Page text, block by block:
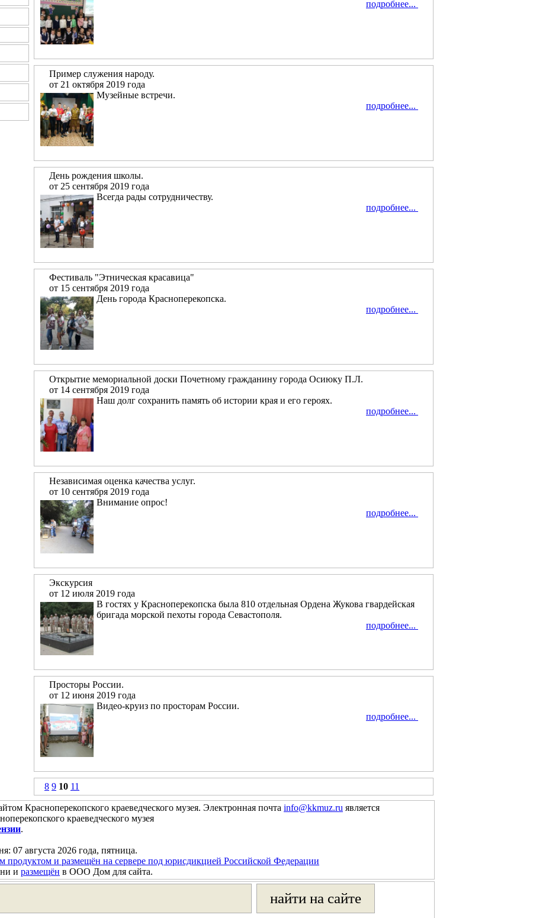
подробнее...
Пример служения народу.
от 21 октября 2019 года
Музейные встречи.
подробнее...
День рождения школы.
от 25 сентября 2019 года
Всегда рады сотрудничеству.
подробнее...
Фестиваль "Этническая красавица"
от 15 сентября 2019 года
День города Красноперекопска.
подробнее...
Открытие мемориальной доски Почетному гражданину города Осиюку П.Л.
от 14 сентября 2019 года
Наш долг сохранить память об истории края и его героях.
подробнее...
Независимая оценка качества услуг.
от 10 сентября 2019 года
Внимание опрос!
подробнее...
Экскурсия
от 12 июля 2019 года
В гостях у Красноперекопска была 810 отдельная Ордена Жукова гвардейская
бригада морской пехоты города Севастополя.
подробнее...
Просторы России.
от 12 июня 2019 года
Видео-круиз по просторам России.
подробнее...
8 9 10 11
Красноперекопского краеведческого музея. Электронная почта info@kkmuz.ru является
краеведческого музея
.
07 августа 2026 года, пятница.
продуктом и размещён на сервере под юрисдикцией Российской Федерации
и размещён в ООО Дом для сайта.